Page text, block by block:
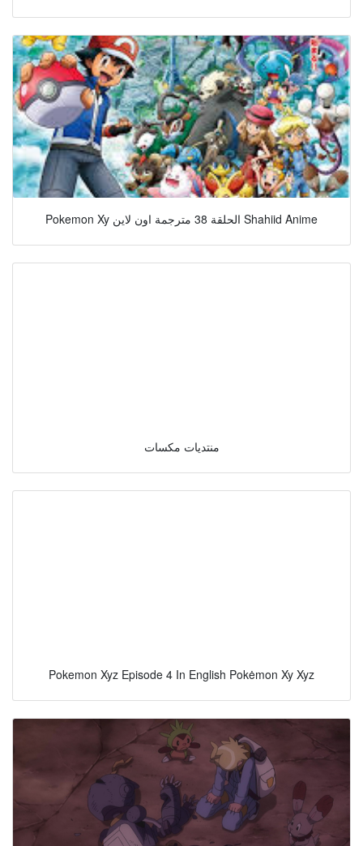
Pokemon Xy الحلقة 38 مترجمة اون لاين Shahiid Anime
منتديات مكسات
Pokemon Xyz Episode 4 In English Pokėmon Xy Xyz